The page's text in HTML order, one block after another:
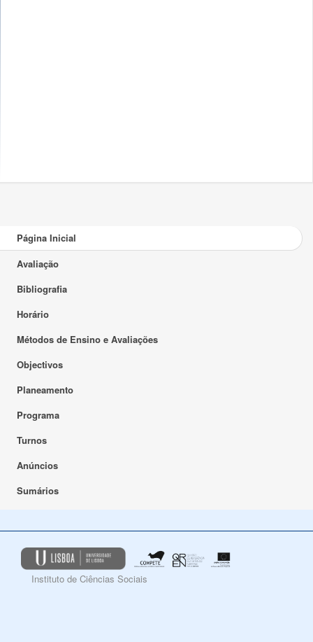
Página Inicial
Avaliação
Bibliografia
Horário
Métodos de Ensino e Avaliações
Objectivos
Planeamento
Programa
Turnos
Anúncios
Sumários
Instituto de Ciências Sociais